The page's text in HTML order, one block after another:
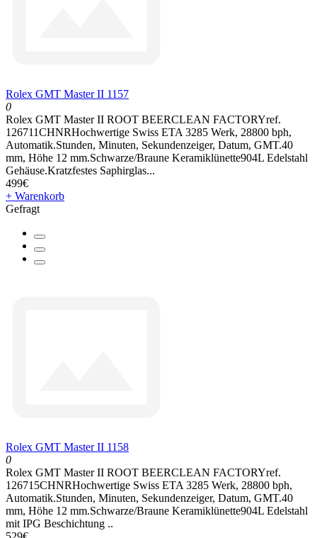
Rolex GMT Master II 1157
0
Rolex GMT Master II ROOT BEERCLEAN FACTORYref.
126711CHNRHochwertige Swiss ETA 3285 Werk, 28800 bph,
Automatik.Stunden, Minuten, Sekundenzeiger, Datum, GMT.40
mm, Höhe 12 mm.Schwarze/Braune Keramiklünette904L Edelstahl
Gehäuse.Kratzfestes Saphirglas...
499€
+ Warenkorb
Gefragt
Rolex GMT Master II 1158
0
Rolex GMT Master II ROOT BEERCLEAN FACTORYref.
126715CHNRHochwertige Swiss ETA 3285 Werk, 28800 bph,
Automatik.Stunden, Minuten, Sekundenzeiger, Datum, GMT.40
mm, Höhe 12 mm.Schwarze/Braune Keramiklünette904L Edelstahl
mit IPG Beschichtung ..